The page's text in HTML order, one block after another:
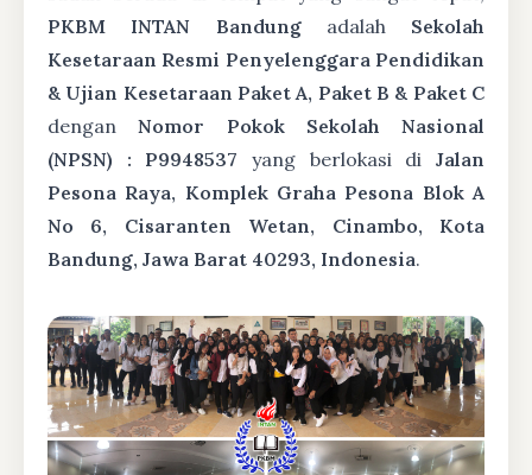
PKBM INTAN Bandungadalah Sekolah
Kesetaraan Resmi Penyelenggara Pendidikan
& Ujian Kesetaraan Paket A, Paket B & Paket C
denganNomor Pokok Sekolah Nasional
(NPSN) : P9948537 yang berlokasi diJalan
Pesona Raya, Komplek Graha Pesona Blok A
No 6, Cisaranten Wetan, Cinambo, Kota
Bandung, Jawa Barat 40293, Indonesia.